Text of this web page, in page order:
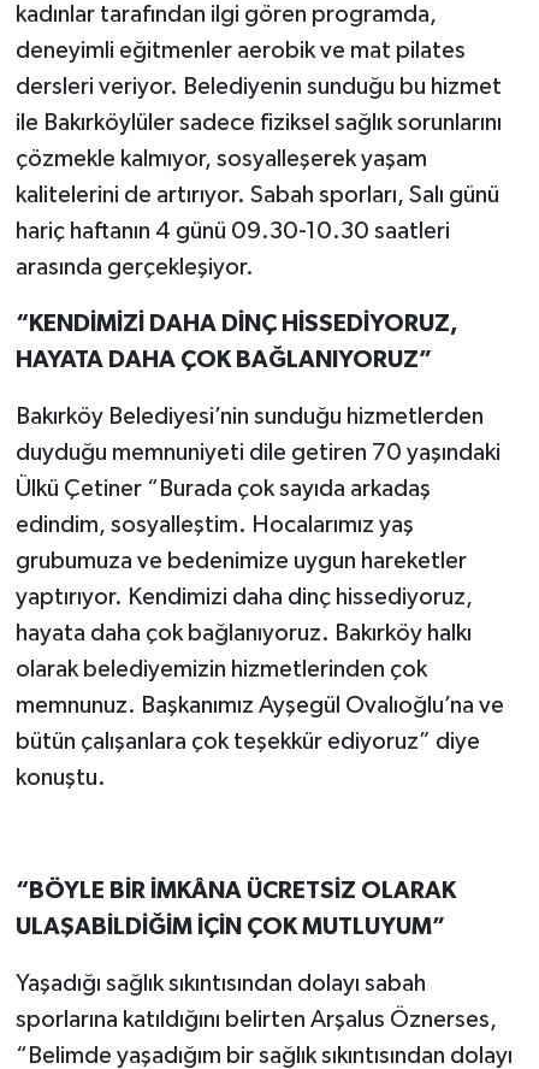
kadınlar tarafından ilgi gören programda,
deneyimli eğitmenler aerobik ve mat pilates
dersleri veriyor. Belediyenin sunduğu bu hizmet
ile Bakırköylüler sadece fiziksel sağlık sorunlarını
çözmekle kalmıyor, sosyalleşerek yaşam
kalitelerini de artırıyor. Sabah sporları, Salı günü
hariç haftanın 4 günü 09.30-10.30 saatleri
arasında gerçekleşiyor.
“KENDİMİZİ DAHA DİNÇ HİSSEDİYORUZ,
HAYATA DAHA ÇOK BAĞLANIYORUZ”
Bakırköy Belediyesi’nin sunduğu hizmetlerden
duyduğu memnuniyeti dile getiren 70 yaşındaki
Ülkü Çetiner “Burada çok sayıda arkadaş
edindim, sosyalleştim. Hocalarımız yaş
grubumuza ve bedenimize uygun hareketler
yaptırıyor. Kendimizi daha dinç hissediyoruz,
hayata daha çok bağlanıyoruz. Bakırköy halkı
olarak belediyemizin hizmetlerinden çok
memnunuz. Başkanımız Ayşegül Ovalıoğlu’na ve
bütün çalışanlara çok teşekkür ediyoruz” diye
konuştu.
“BÖYLE BİR İMKÂNA ÜCRETSİZ OLARAK
ULAŞABİLDİĞİM İÇİN ÇOK MUTLUYUM”
Yaşadığı sağlık sıkıntısından dolayı sabah
sporlarına katıldığını belirten Arşalus Öznerses,
“Belimde yaşadığım bir sağlık sıkıntısından dolayı